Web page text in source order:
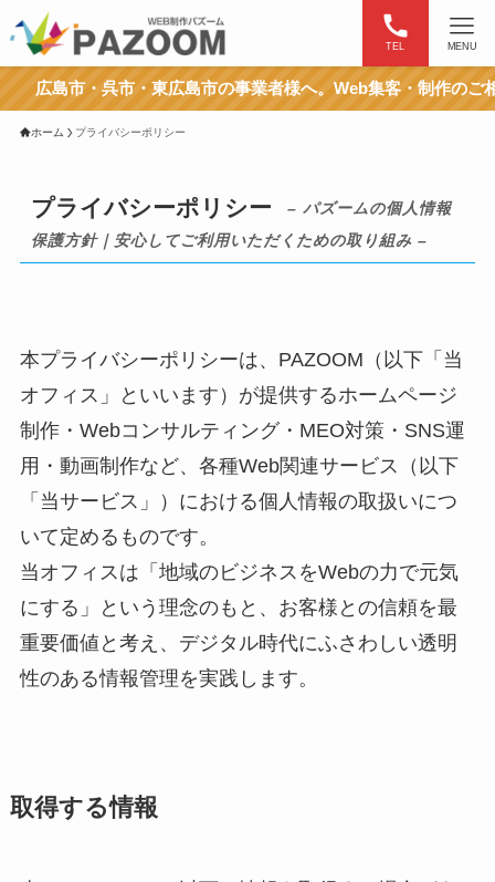
TEL MENU
市・呉市・東広島市の事業者様へ。Web集客・制作のご相談はお
ホーム プライバシーポリシー
プライバシーポリシー
– パズームの個人情報
保護方針｜安心してご利用いただくための取り組み –
本プライバシーポリシーは、PAZOOM（以下「当
オフィス」といいます）が提供するホームページ
制作・Webコンサルティング・MEO対策・SNS運
用・動画制作など、各種Web関連サービス（以下
「当サービス」）における個人情報の取扱いにつ
いて定めるものです。
当オフィスは「地域のビジネスをWebの力で元気
にする」という理念のもと、お客様との信頼を最
重要価値と考え、デジタル時代にふさわしい透明
性のある情報管理を実践します。
取得する情報